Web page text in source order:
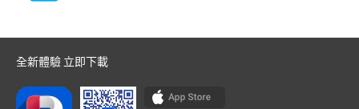
全新體驗 立即下載